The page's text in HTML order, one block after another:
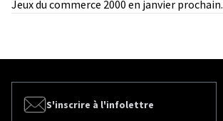
Jeux du commerce 2000 en janvier prochain.
S'inscrire à l'infolettre